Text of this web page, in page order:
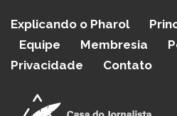
Explicando o Pharol
Equipe
Membresia
Privacidade
Contato